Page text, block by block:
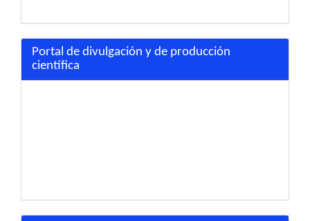
Portal de divulgación y de producción
científica